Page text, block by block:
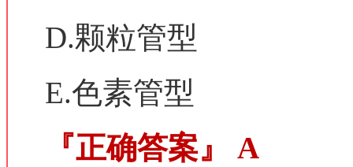
D.颗粒管型
E.色素管型
『正确答案』
A